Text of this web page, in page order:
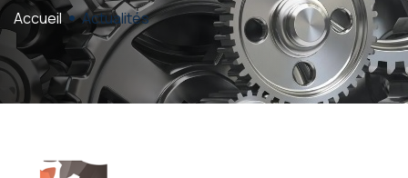
Accueil Actualités